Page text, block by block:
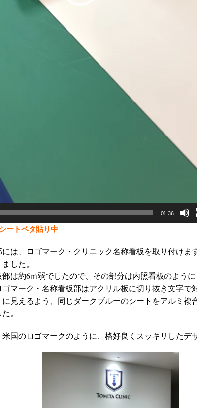
01:36
ートベタ貼り中
は、ロゴマーク・クリニック名称看板を取り付けま
した。
は約6ｍ弱でしたので、その部分は内照看板のよう
マーク・名称看板部はアクリル板に切り抜き文字で
見えるよう、同じダークブルーのシートをアルミ複
。
国のロゴマークのように、格好良くスッキリしたデ